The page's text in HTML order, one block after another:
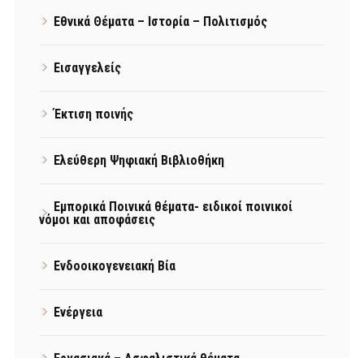
Εθνικά Θέματα – Ιστορία – Πολιτισμός
Εισαγγελείς
Έκτιση ποινής
Ελεύθερη Ψηφιακή Βιβλιοθήκη
Εμπορικά Ποινικά θέματα- ειδικοί ποινικοί
νόμοι και αποφάσεις
Ενδοοικογενειακή Βία
Ενέργεια